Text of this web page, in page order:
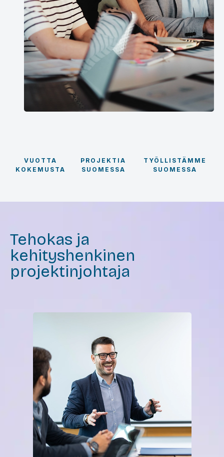
VUOTTA
KOKEMUSTA
PROJEKTIA
SUOMESSA
TYÖLLISTÄMME
SUOMESSA
Tehokas ja
kehityshenkinen
projektinjohtaja